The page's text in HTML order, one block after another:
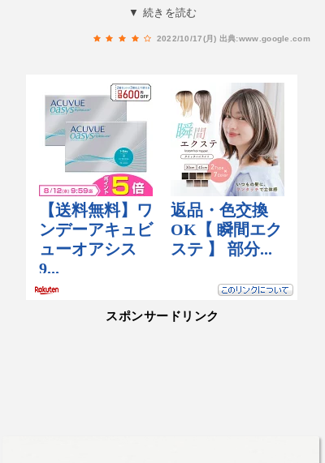
に話されてるところもお見受けしました。建物は
▼ 続きを読む
2022/10/17(月) 出典:www.google.com
スポンサードリンク